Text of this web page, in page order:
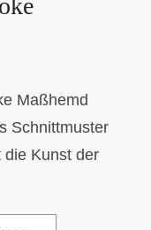
Maßhemd
Schnittmuster
die Kunst der